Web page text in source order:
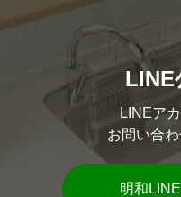
LINE
LINEア
お問い合
明和